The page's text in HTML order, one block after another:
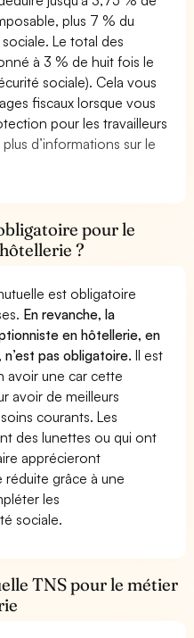
plus 7 % du
Le total des
à 3 % de huit fois le
sociale). Cela vous
fiscaux lorsque vous
pour les travailleurs
d’informations sur le
pour le
?
est obligatoire
En revanche, la
en hôtellerie, en
pas obligatoire.Il est
avoir une car cette
avoir de meilleurs
courants. Les
des lunettes ou qui ont
apprécieront
grâce à une
les
sociale.
TNS pour le métier